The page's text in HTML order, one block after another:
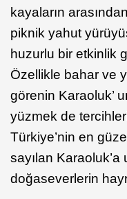
kayaların
piknik yahut
huzurlu bir etkinlik
Özellikle bahar ve
görenin Karaoluk’
yüzmek de
Türkiye’nin en
sayılan
doğaseverlerin